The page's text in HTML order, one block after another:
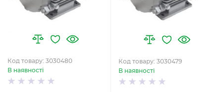
Код товару: 3030480
В наявності
Код товару: 3030479
В наявності